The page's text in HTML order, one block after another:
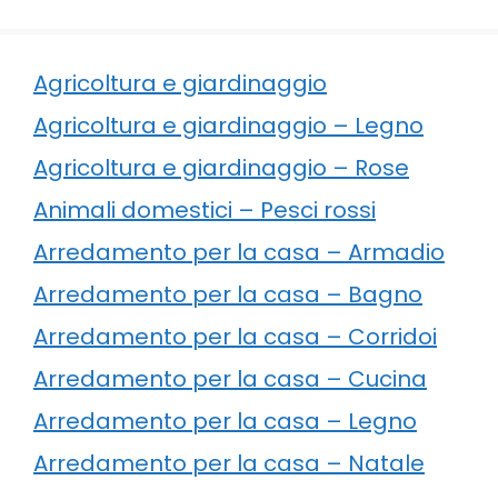
Agricoltura e giardinaggio
Agricoltura e giardinaggio – Legno
Agricoltura e giardinaggio – Rose
Animali domestici – Pesci rossi
Arredamento per la casa – Armadio
Arredamento per la casa – Bagno
Arredamento per la casa – Corridoi
Arredamento per la casa – Cucina
Arredamento per la casa – Legno
Arredamento per la casa – Natale